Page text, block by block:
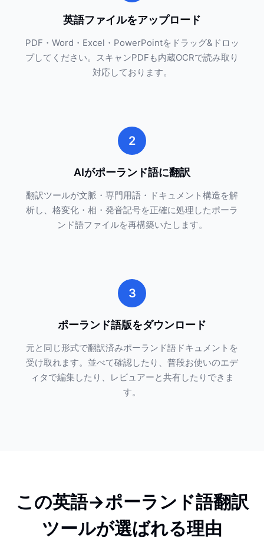
英語ファイルをアップロード
PDF・Word・Excel・PowerPointをドラッグ&ドロッ
プしてください。スキャンPDFも内蔵OCRで読み取り
対応しております。
2
AIがポーランド語に翻訳
翻訳ツールが文脈・専門用語・ドキュメント構造を解
析し、格変化・相・発音記号を正確に処理したポーラ
ンド語ファイルを再構築いたします。
3
ポーランド語版をダウンロード
元と同じ形式で翻訳済みポーランド語ドキュメントを
受け取れます。並べて確認したり、普段お使いのエデ
ィタで編集したり、レビュアーと共有したりできま
す。
この英語→ポーランド語翻訳
ツールが選ばれる理由